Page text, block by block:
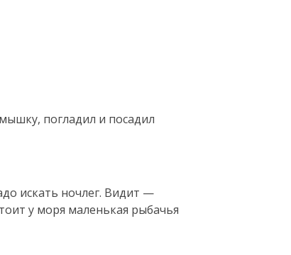
погладил и посадил
искать ночлег. Видит —
у моря маленькая рыбачья